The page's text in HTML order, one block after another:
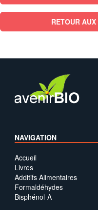
RETOUR
NAVIGATION
Accueil
Livres
Additifs Alimentaires
Formaldéhydes
Bisphénol-A